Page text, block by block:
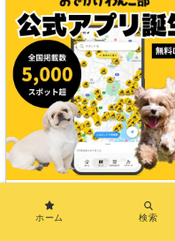
愛犬も店内同伴OKの
メニューも♩
店内OK 愛犬用メニュ
ホーム 検索